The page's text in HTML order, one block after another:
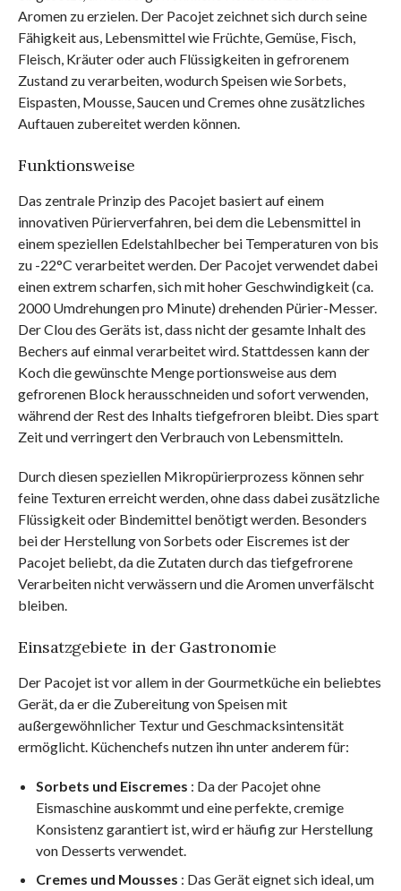
Aromen zu erzielen. Der Pacojet zeichnet sich durch seine
Fähigkeit aus, Lebensmittel wie Früchte, Gemüse, Fisch,
Fleisch, Kräuter oder auch Flüssigkeiten in gefrorenem
Zustand zu verarbeiten, wodurch Speisen wie Sorbets,
Eispasten, Mousse, Saucen und Cremes ohne zusätzliches
Auftauen zubereitet werden können.
Funktionsweise
Das zentrale Prinzip des Pacojet basiert auf einem
innovativen Pürierverfahren, bei dem die Lebensmittel in
einem speziellen Edelstahlbecher bei Temperaturen von bis
zu -22°C verarbeitet werden. Der Pacojet verwendet dabei
einen extrem scharfen, sich mit hoher Geschwindigkeit (ca.
2000 Umdrehungen pro Minute) drehenden Pürier-Messer.
Der Clou des Geräts ist, dass nicht der gesamte Inhalt des
Bechers auf einmal verarbeitet wird. Stattdessen kann der
Koch die gewünschte Menge portionsweise aus dem
gefrorenen Block herausschneiden und sofort verwenden,
während der Rest des Inhalts tiefgefroren bleibt. Dies spart
Zeit und verringert den Verbrauch von Lebensmitteln.
Durch diesen speziellen Mikropürierprozess können sehr
feine Texturen erreicht werden, ohne dass dabei zusätzliche
Flüssigkeit oder Bindemittel benötigt werden. Besonders
bei der Herstellung von Sorbets oder Eiscremes ist der
Pacojet beliebt, da die Zutaten durch das tiefgefrorene
Verarbeiten nicht verwässern und die Aromen unverfälscht
bleiben.
Einsatzgebiete in der Gastronomie
Der Pacojet ist vor allem in der Gourmetküche ein beliebtes
Gerät, da er die Zubereitung von Speisen mit
außergewöhnlicher Textur und Geschmacksintensität
ermöglicht. Küchenchefs nutzen ihn unter anderem für:
Sorbets und Eiscremes : Da der Pacojet ohne
Eismaschine auskommt und eine perfekte, cremige
Konsistenz garantiert ist, wird er häufig zur Herstellung
von Desserts verwendet.
Cremes und Mousses : Das Gerät eignet sich ideal, um